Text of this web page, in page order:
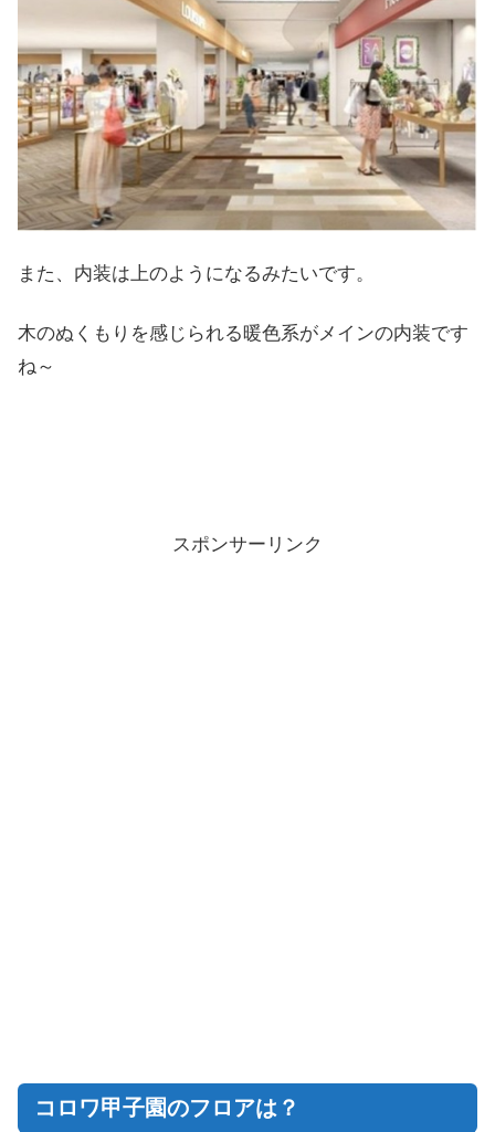
また、内装は上のようになるみたいです。
木のぬくもりを感じられる暖色系がメインの内装です
ね～
スポンサーリンク
コロワ甲子園のフロアは？